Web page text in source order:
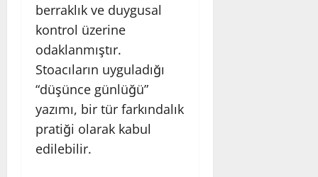
berraklık ve duygusal
kontrol üzerine
odaklanmıştır.
Stoacıların uyguladığı
“düşünce günlüğü”
yazımı, bir tür farkındalık
pratiği olarak kabul
edilebilir.